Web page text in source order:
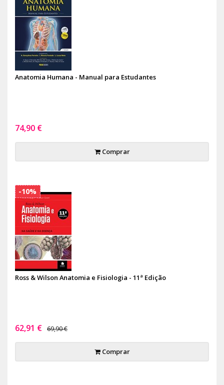
Anatomia Humana - Manual para Estudantes
74,90 €
Comprar
Ross & Wilson Anatomia e Fisiologia - 11ª Edição
62,91 € 69,90 €
Comprar
-10%